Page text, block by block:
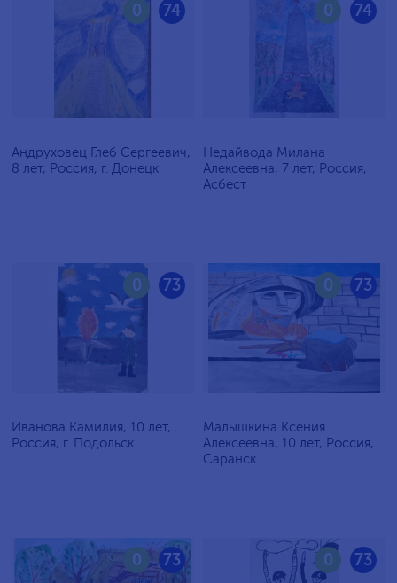
74
0
Андруховец Глеб Сергеевич,
8 лет, Россия, г. Донецк
74
0
Недайвода Милана
Алексеевна, 7 лет, Россия,
Асбест
73
0
Иванова Камилия, 10 лет,
Россия, г. Подольск
73
0
Малышкина Ксения
Алексеевна, 10 лет, Россия,
Саранск
73
0 73
0